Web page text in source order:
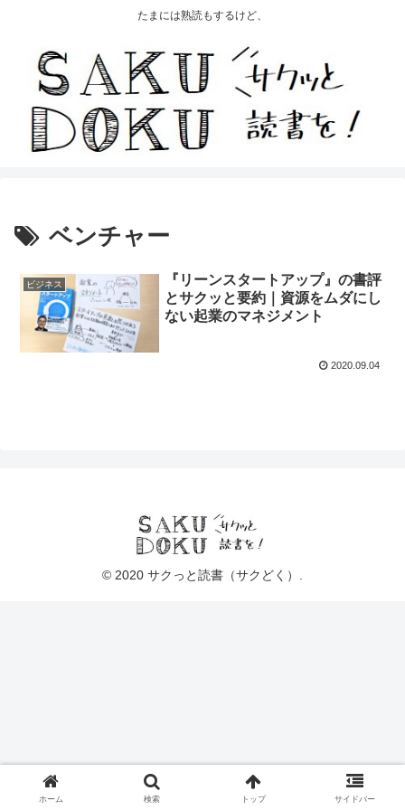
たまには熟読もするけど、
ベンチャー
ビジネス
『リーンスタートアップ』の書評
とサクッと要約｜資源をムダにし
ない起業のマネジメント
2020.09.04
© 2020 サクっと読書（サクどく）.
ホーム 検索 トップ サイドバー